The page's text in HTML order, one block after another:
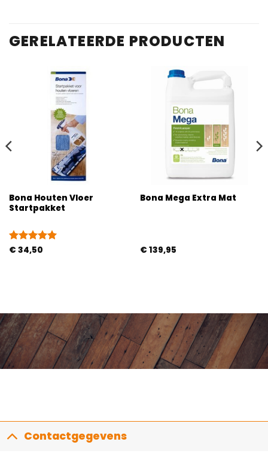
GERELATEERDE PRODUCTEN
Bona Houten Vloer
Startpakket
Gewaardeerd
€ 34,50
Bona Mega Extra Mat
€ 139,95
Contactgegevens